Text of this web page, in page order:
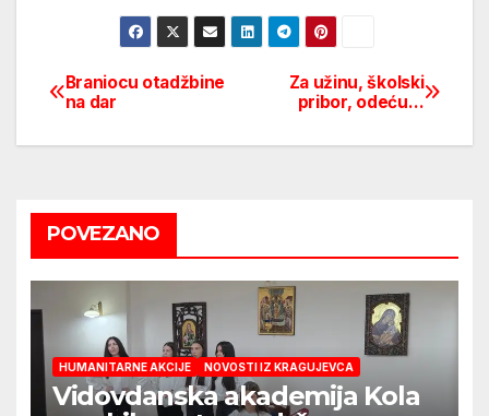
Post
navigation
Za užinu, školski
pribor, odeću…
Braniocu otadžbine
na dar
POVEZANO
HUMANITARNE AKCIJE NOVOSTI IZ KRAGUJEVCA
Vidovdanska akademija Kola